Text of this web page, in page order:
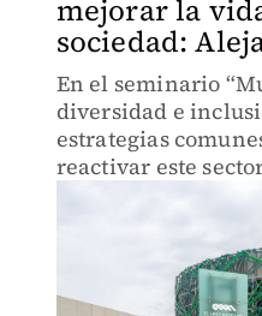
mejorar la
sociedad:
En el seminario
diversidad e
estrategias
reactivar este